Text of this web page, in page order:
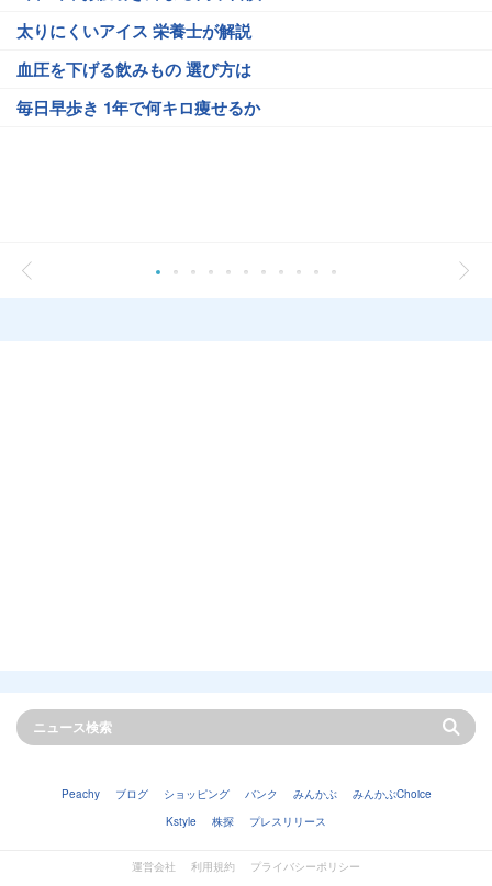
太りにくいアイス 栄養士が解説
血圧を下げる飲みもの 選び方は
毎日早歩き 1年で何キロ痩せるか
Peachy ブログ ショッピング バンク みんかぶ
みんかぶChoice
Kstyle
株探 プレスリリース
運営会社 利用規約 プライバシーポリシー